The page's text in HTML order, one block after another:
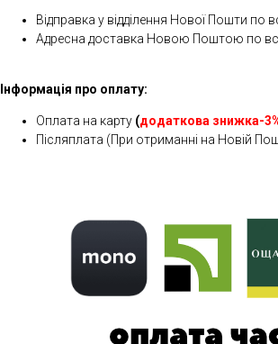
Відправка у відділення Нової Пошти по
Адресна доставка Новою Поштою по
Інформація про оплату:
Оплата на карту (додаткова знижка-
Післяплата (При отриманні на Новій